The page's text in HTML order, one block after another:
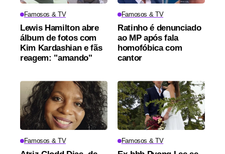
Famosos & TV
Lewis Hamilton abre
álbum de fotos com
Kim Kardashian e fãs
reagem: "amando"
Famosos & TV
Ratinho é denunciado
ao MP após fala
homofóbica com
cantor
Famosos & TV Famosos & TV